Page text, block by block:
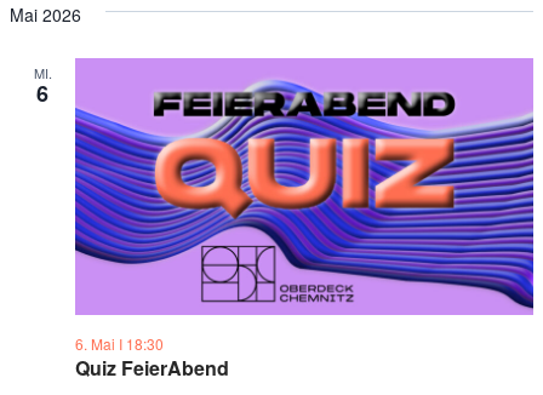
Mai 2026
MI.
6
Quiz FeierAbend
6. Mai Ι 18:30